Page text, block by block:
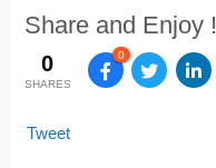
Share and Enjoy !
0
SHARES
0
Tweet